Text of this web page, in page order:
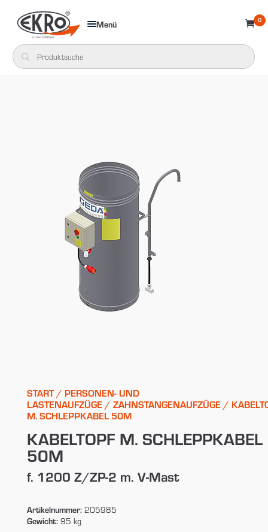
Menü  0
START/ PERSONEN- UND
LASTENAUFZÜGE/ ZAHNSTANGENAUFZÜGE/
M. SCHLEPPKABEL 50M
KABELTOPF M. SCHLEPPKABEL
50M
f. 1200 Z/ZP-2 m. V-Mast
Artikelnummer:205985
Gewicht:95 kg